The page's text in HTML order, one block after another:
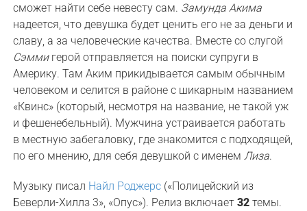
сможет найти себе невесту сам. Замунда Акима
надеется, что девушка будет ценить его не за деньги и
славу, а за человеческие качества. Вместе со слугой
Сэммигерой отправляется на поиски супруги в
Америку. Там Аким прикидывается самым обычным
человеком и селится в районе с шикарным названием
«Квинс» (который, несмотря на название, не такой уж
и фешенебельный). Мужчина устраивается работать
в местную забегаловку, где знакомится с подходящей,
по его мнению, для себя девушкой с именем Лиза.
Музыку писал Найл Роджерс («Полицейский из
Беверли-Хиллз 3», «Опус»). Релиз включает32 темы.